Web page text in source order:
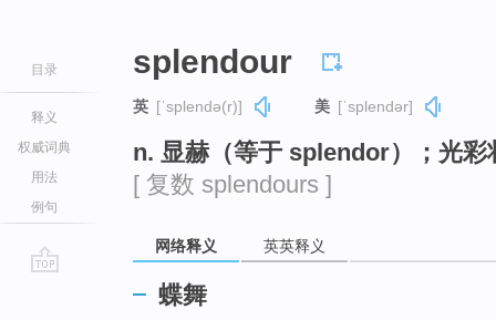
目录
释义
权威词典
用法
例句
splendour
英 [ˈsplendə(r)] 美 [ˈsplendər]
n. 显赫（等于 splendor）；光彩
[ 复数 splendours ]
网络释义 英英释义
蝶舞